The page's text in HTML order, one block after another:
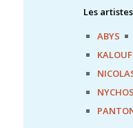
Les
ABYS
NYCHOS